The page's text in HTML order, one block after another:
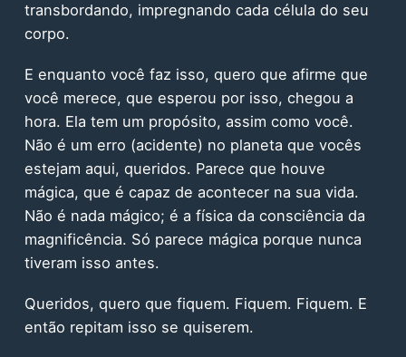
transbordando, impregnando cada célula do seu
corpo.
E enquanto você faz isso, quero que afirme que
você merece, que esperou por isso, chegou a
hora. Ela tem um propósito, assim como você.
Não é um erro (acidente) no planeta que vocês
estejam aqui, queridos. Parece que houve
mágica, que é capaz de acontecer na sua vida.
Não é nada mágico; é a física da consciência da
magnificência. Só parece mágica porque nunca
tiveram isso antes.
Queridos, quero que fiquem. Fiquem. Fiquem. E
então repitam isso se quiserem.